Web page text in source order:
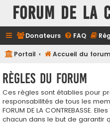
FORUM DE LA
Donateurs FAQ
Portail Accueil du forum
Règles du forum
Ces règles sont établies pour
responsabilités de tous les
FORUM DE LA CONTREBASSE.
chacun dans le but de garantir